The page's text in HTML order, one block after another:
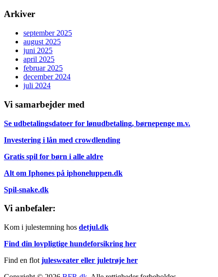
Arkiver
september 2025
august 2025
juni 2025
april 2025
februar 2025
december 2024
juli 2024
Vi samarbejder med
Se udbetalingsdatoer for lønudbetaling, børnepenge m.v.
Investering i lån med crowdlending
Gratis spil for børn i alle aldre
Alt om Iphones på iphoneluppen.dk
Spil-snake.dk
Vi anbefaler:
Kom i julestemning hos detjul.dk
Find din lovpligtige hundeforsikring her
Find en flot julesweater eller juletrøje her